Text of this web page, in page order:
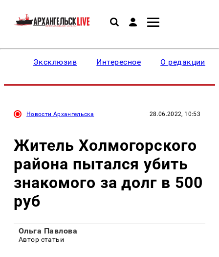
Эксклюзив Интересное О редакции
Новости Архангельска 28.06.2022, 10:53
Житель Холмогорского
района пытался убить
знакомого за долг в 500
руб
Ольга Павлова
Автор статьи